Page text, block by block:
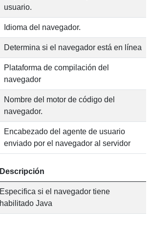
usuario.
Idioma del navegador.
Determina si el navegador está en línea
Plataforma de compilación del
navegador
Nombre del motor de código del
navegador.
Encabezado del agente de usuario
enviado por el navegador al servidor
Descripción
Especifica si el navegador tiene
habilitado Java